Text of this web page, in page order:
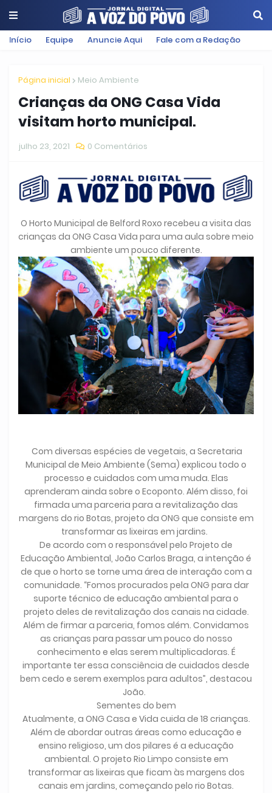
Início Equipe Anuncie Aqui Fale com a Redação
Página inicial Meio Ambiente
Crianças da ONG Casa Vida
visitam horto municipal.
julho 23, 2021 0 Comentários
O Horto Municipal de Belford Roxo recebeu a visita das
crianças da ONG Casa Vida para uma aula sobre meio
ambiente um pouco diferente.
Com diversas espécies de vegetais, a Secretaria
Municipal de Meio Ambiente (Sema) explicou todo o
processo e cuidados com uma muda. Elas
aprenderam ainda sobre o Ecoponto. Além disso, foi
firmada uma parceria para a revitalização das
margens do rio Botas, projeto da ONG que consiste em
transformar as lixeiras em jardins.
De acordo com o responsável pelo Projeto de
Educação Ambiental, João Carlos Braga, a intenção é
de que o horto se torne uma área de interação com a
comunidade. “Fomos procurados pela ONG para dar
suporte técnico de educação ambiental para o
projeto deles de revitalização dos canais na cidade.
Além de firmar a parceria, fomos além. Convidamos
as crianças para passar um pouco do nosso
conhecimento e elas serem multiplicadoras. É
importante ter essa consciência de cuidados desde
bem cedo e serem exemplos para adultos”, destacou
João.
Sementes do bem
Atualmente, a ONG Casa e Vida cuida de 18 crianças.
Além de abordar outras áreas como educação e
ensino religioso, um dos pilares é a educação
ambiental. O projeto Rio Limpo consiste em
transformar as lixeiras que ficam às margens dos
canais em jardins, começando pelo rio Botas.